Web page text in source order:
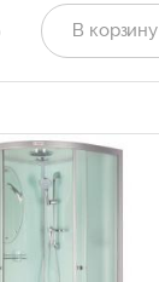
В корзину